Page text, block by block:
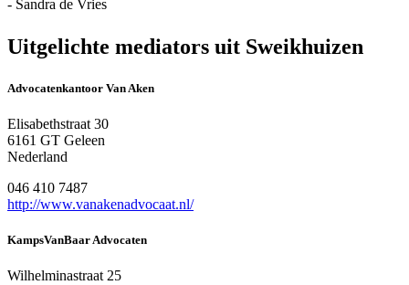
- Sandra de Vries
Uitgelichte mediators uit Sweikhuizen
Advocatenkantoor Van Aken
Elisabethstraat 30
6161 GT Geleen
Nederland
046 410 7487
http://www.vanakenadvocaat.nl/
KampsVanBaar Advocaten
Wilhelminastraat 25